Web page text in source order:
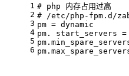
1
2
3
4
5
6
# php 内存占用过高
# /etc/php-fpm.d/
pm = dynamic
pm. start_servers =